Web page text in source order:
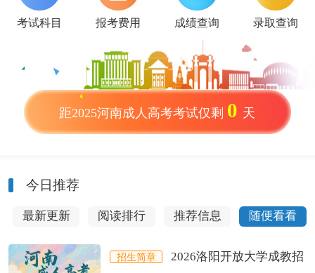
考试科目 报考费用 成绩查询 录取查询
距2025河南成人高考考试仅剩 0 天
今日推荐
最新更新 阅读排行 推荐信息 随便看看
招生简章
2026洛阳开放大学成教招